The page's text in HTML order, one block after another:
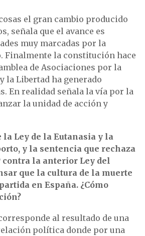
el gran cambio producido
señala que el avance es
muy marcadas por la
Finalmente la constitución hace
de Asociaciones por la
la Libertad ha generado
En realidad señala la vía por la
la unidad de acción y
la Ley de la Eutanasia y la
y la sentencia que rechaza
contra la anterior Ley del
que la cultura de la muerte
en España. ¿Cómo
al resultado de una
política donde por una